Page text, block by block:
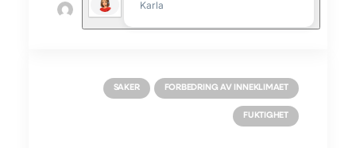
av Morten Simoni
SAKER FORBEDRING AV INNEKLIMAET
FUKTIGHET